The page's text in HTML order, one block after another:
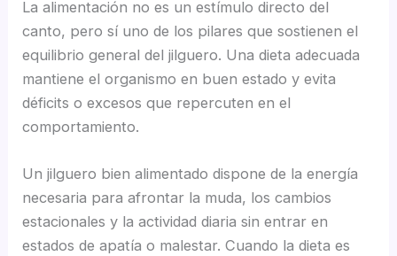
La alimentación no es un estímulo directo del
canto, pero sí uno de los pilares que sostienen el
equilibrio general del jilguero. Una dieta adecuada
mantiene el organismo en buen estado y evita
déficits o excesos que repercuten en el
comportamiento.
Un jilguero bien alimentado dispone de la energía
necesaria para afrontar la muda, los cambios
estacionales y la actividad diaria sin entrar en
estados de apatía o malestar. Cuando la dieta es